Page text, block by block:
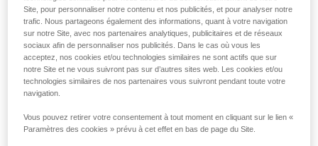
Cette position des mains est valable quel que soit
La main ne doit jamais lâcher la corde côté freinage.
Site, pour personnaliser notre contenu et nos publicités, et pour analyser notre
trafic. Nous partageons également des informations, quant à votre navigation
sur notre Site, avec nos partenaires analytiques, publicitaires et de réseaux
sociaux afin de personnaliser nos publicités. Dans le cas où vous les
acceptez, nos cookies et/ou technologies similaires ne sont actifs que sur
notre Site et ne vous suivront pas sur d’autres sites web. Les cookies et/ou
technologies similaires de nos partenaires vous suivront pendant toute votre
navigation.
Vous pouvez retirer votre consentement à tout moment en cliquant sur le lien «
Paramètres des cookies » prévu à cet effet en bas de page du Site.